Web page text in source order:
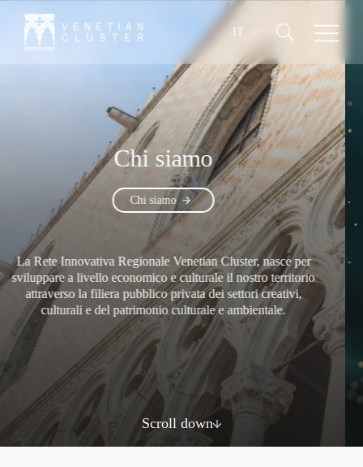
IT
Chi siamo
Chi siamo
Regionale Venetian Cluster, nasce per
livello economico e culturale il nostro territorio
la filiera pubblico privata dei settori creativi,
e del patrimonio culturale e ambientale.
La Rete
Scroll down